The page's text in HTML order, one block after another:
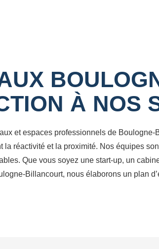
À NOS
et espaces professionnels de
réactivité et la proximité. Nos équipes
Que vous soyez une start-up, un
Billancourt, nous élaborons un plan